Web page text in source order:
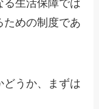
る生活保障では
ための制度であ
どうか、まずは